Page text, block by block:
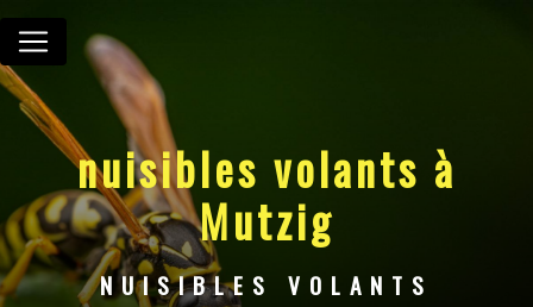
nuisibles volants à
Mutzig
NUISIBLES VOLANTS
Panneau de gestion des cookies